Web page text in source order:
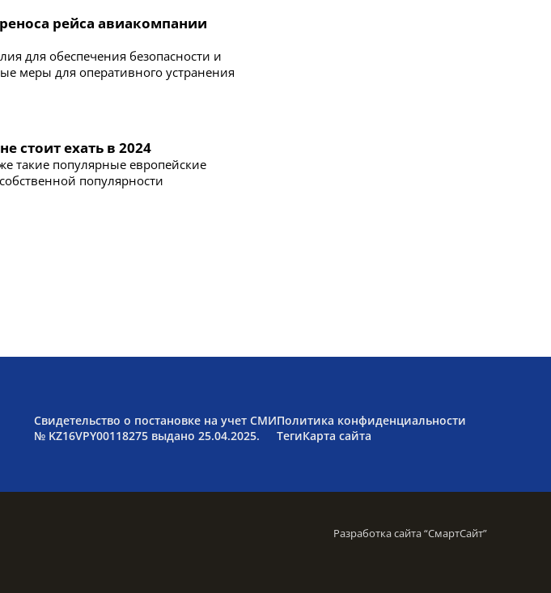
рейса авиакомпании
для обеспечения безопасности и
меры для оперативного устранения
стоит ехать в 2024
такие популярные европейские
популярности
Свидетельство о постановке на учет СМИ
№ KZ16VPY00118275 выдано 25.04.2025.
Политика конфиденциальности
ТегиКарта сайта
Разработка сайта “СмартСайт”